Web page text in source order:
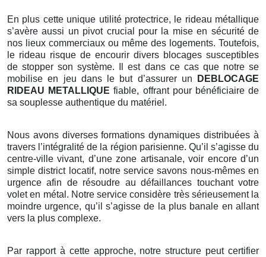
En plus cette unique utilité protectrice, le rideau métallique
s’avère aussi un pivot crucial pour la mise en sécurité de
nos lieux commerciaux ou même des logements. Toutefois,
le rideau risque de encourir divers blocages susceptibles
de stopper son système. Il est dans ce cas que notre se
mobilise en jeu dans le but d’assurer un
DEBLOCAGE
RIDEAU METALLIQUE fiable, offrant pour bénéficiaire de
sa souplesse authentique du matériel.
Nous avons diverses formations dynamiques distribuées à
travers l’intégralité de la région parisienne. Qu’il s’agisse du
centre-ville vivant, d’une zone artisanale, voir encore d’un
simple district locatif, notre service savons nous-mêmes en
urgence afin de résoudre au défaillances touchant votre
volet en métal. Notre service considère très sérieusement la
moindre urgence, qu’il s’agisse de la plus banale en allant
vers la plus complexe.
Par rapport à cette approche, notre structure peut certifier